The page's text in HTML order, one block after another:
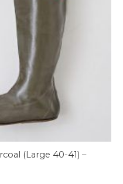
(Large 40-41) –